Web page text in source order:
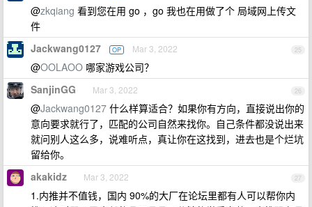
@zkqiang 看到您在用 go ，go 我也在用做了个 局域网上传文
件
25
Jackwang0127 OP Mar 3, 2022
@OOLAOO 哪家游戏公司？
26
SanjinGG Mar 3, 2022
@Jackwang0127 什么样算适合？如果你有方向，直接说出你的
意向要求就行了，匹配的公司自然来找你。自己条件都没说出来
就问别人这么多，说难听点，真让你在这找到，进去也是个烂坑
留给你。
27
akakidz Mar 3, 2022
1.内推并不值钱，国内 90%的大厂在论坛里都有人可以帮你内